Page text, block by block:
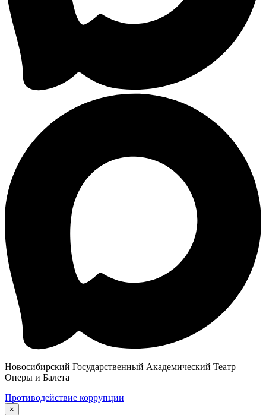
Новосибирский Государственный Академический Театр
Оперы и Балета
Противодействие коррупции
×